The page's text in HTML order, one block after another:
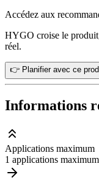
Accédez aux
HYGO croise le
réel.
👉 Planifier avec ce
Informations
Applications maximum
1 applications maximum